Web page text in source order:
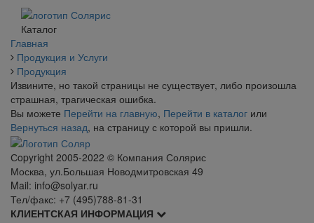
Каталог
Главная
Продукция и Услуги
Продукция
Извините, но такой страницы не существует, либо произошла
страшная, трагическая ошибка.
Вы можете Перейти на главную, Перейти в каталог или
Вернуться назад, на страницу с которой вы пришли.
Сopyright 2005-2022 © Компания Солярис
Москва, ул.Большая Новодмитровская 49
Mail: info@solyar.ru
Тел/факс: +7 (495)788-81-31
КЛИЕНТСКАЯ ИНФОРМАЦИЯ